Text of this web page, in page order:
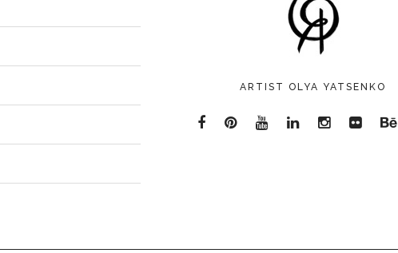
ARTIST OLYA YATSENKO